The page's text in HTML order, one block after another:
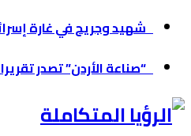
شهيد وجريح في غارة
“صناعة الأردن” تصدر